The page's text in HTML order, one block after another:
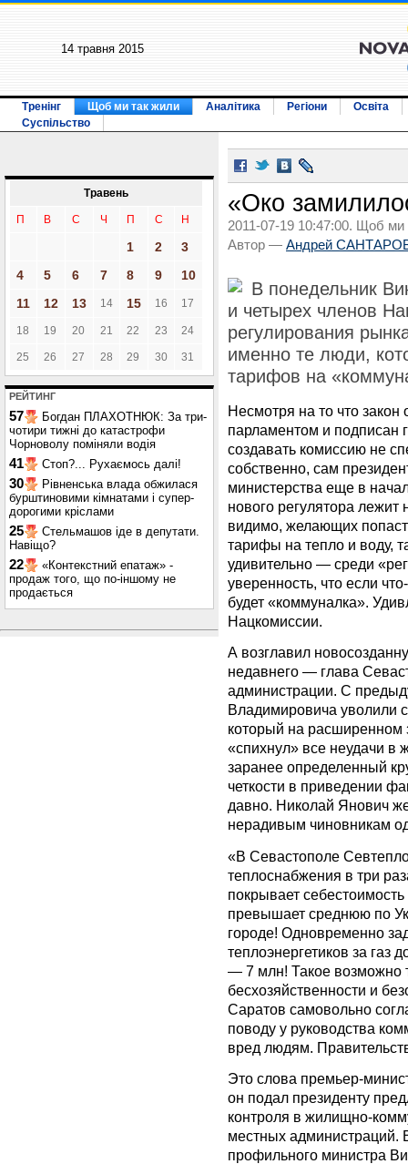
14 травня 2015
Тренінг Щоб ми так жили Аналітика Регіони
Освіта
Суспільство
Травень
П В С Ч П С Н
1 2
3
4
5 6 7 8 9
10
11
12 13 14 15 16 17
18 19 20 21 22 23 24
25 26 27 28 29 30 31
РЕЙТИНГ
57
Богдан ПЛАХОТНЮК: За три-
чотири тижні до катастрофи
Чорноволу поміняли водія
41 Стоп?... Рухаємось далі!
30
Рівненська влада обжилася
бурштиновими кімнатами і супер-
дорогими кріслами
25
Стельмашов іде в депутати.
Навіщо?
22
«Контекстний епатаж» -
продаж того, що по-іншому не
продається
«Око
2011-07-19 10:47:00. Щоб ми
Автор — Андрей
В понедельник
и четырех членов
регулирования
именно те люди,
тарифов на
Несмотря на то что
парламентом и подписан
создавать комиссию не
собственно, сам
министерства еще в
нового регулятора
видимо, желающих
тарифы на тепло и воду,
удивительно — среди
уверенность, что если
будет «коммуналка».
Нацкомиссии.
А возглавил
недавнего — глава
администрации. С
Владимировича уволили
который на расширенном
«спихнул» все неудачи
заранее определенный
четкости в приведении
давно. Николай Янович
нерадивым чиновникам
«В Севастополе
теплоснабжения в три
покрывает
превышает среднюю по
городе! Одновременно
теплоэнергетиков за газ
— 7 млн! Такое возможно
бесхозяйственности и
Саратов самовольно
поводу у руководства
вред людям.
Это слова премьер-
он подал президенту
контроля в жилищно-
местных администраций.
профильного министра